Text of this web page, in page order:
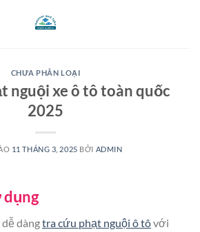
CHƯA PHÂN LOẠI
nguội xe ô tô toàn quốc
2025
11 THÁNG 3, 2025 BỞI ADMIN
dàngtra cứu phạt nguội ô tôvới